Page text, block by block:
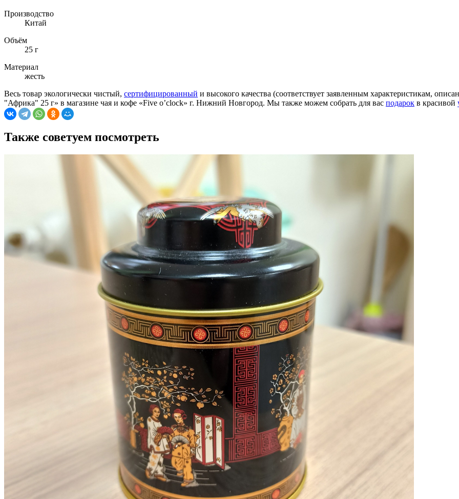
Производство
Китай
Объём
25 г
Материал
жесть
Весь товар экологически чистый, сертифицированный и высокого качества (соответствует заявленным характеристикам,
"Африка" 25 г» в магазине чая и кофе «Five o’clock» г. Нижний Новгород. Мы также можем собрать для вас подарок в красивой
Также советуем посмотреть